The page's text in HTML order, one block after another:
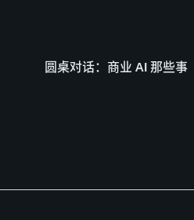
圆桌对话：商业 AI 那些事